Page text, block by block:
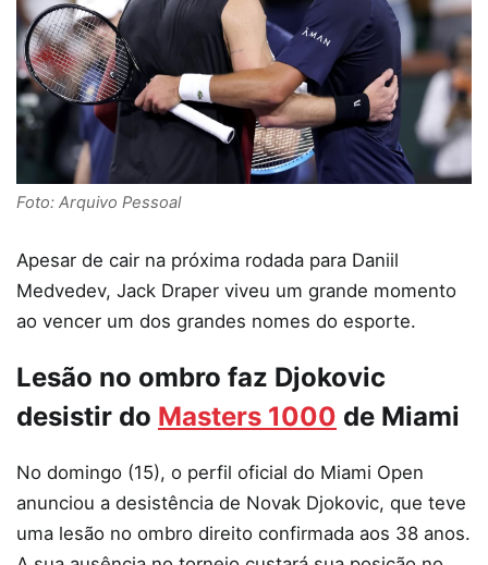
Foto: Arquivo Pessoal
Apesar de cair na próxima rodada para Daniil
Medvedev, Jack Draper viveu um grande momento
ao vencer um dos grandes nomes do esporte.
Lesão no ombro faz Djokovic
desistir do Masters 1000 de Miami
No domingo (15), o perfil oficial do Miami Open
anunciou a desistência de Novak Djokovic, que teve
uma lesão no ombro direito confirmada aos 38 anos.